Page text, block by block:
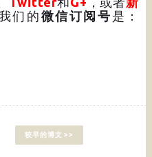
们的 微信订阅号 是：
较早的博文 >>